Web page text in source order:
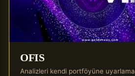
OFIS
Analizleri kendi portföyüne